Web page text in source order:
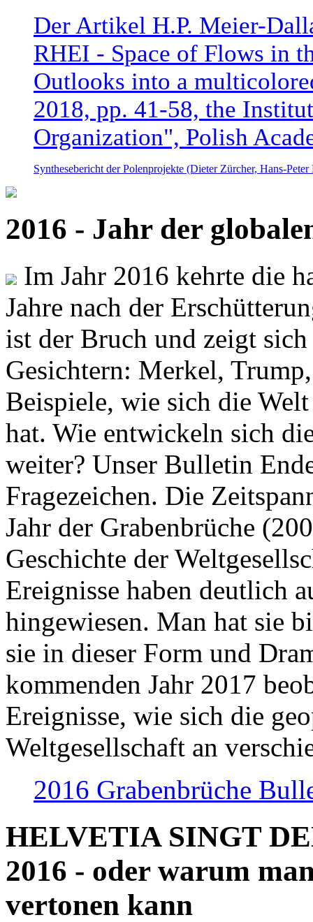
Der Artikel H.P. Meier-
RHEI - Space of Flows in
Outlooks into a
2018, pp. 41-58, the
Organization", Polish
Synthesebericht der Polenprojekte (Dieter Zürcher, Hans-
2016 - Jahr der
Im Jahr 2016 kehrte die
Jahre nach der
ist der Bruch und zeigt
Gesichtern: Merkel,
Beispiele, wie sich die
hat. Wie entwickeln sich
weiter? Unser Bulletin
Fragezeichen. Die
Jahr der Grabenbrüche
Geschichte der
Ereignisse haben deutlich
hingewiesen. Man hat sie
sie in dieser Form und
kommenden Jahr 2017
Ereignisse, wie sich die
Weltgesellschaft an
2016 Grabenbrüche
HELVETIA SINGT
2016 - oder warum
vertonen kann